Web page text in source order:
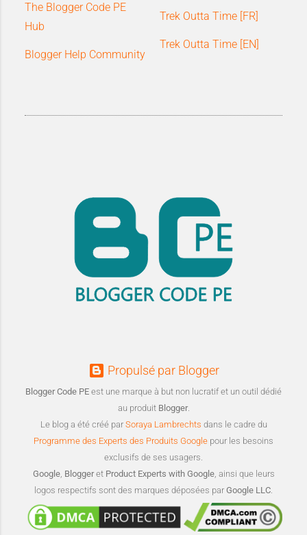
The Blogger Code PE
Hub
Blogger Help Community
Trek Outta Time [FR]
Trek Outta Time [EN]
Propulsé par Blogger
Blogger Code PE est une marque à but non lucratif et un outil dédié
au produit Blogger.
Le blog a été créé par Soraya Lambrechts dans le cadre du
Programme des Experts des Produits Google pour les besoins
exclusifs de ses usagers.
Google, Bloggeret Product Experts with Google, ainsi que leurs
logos respectifs sont des marques déposées par Google LLC